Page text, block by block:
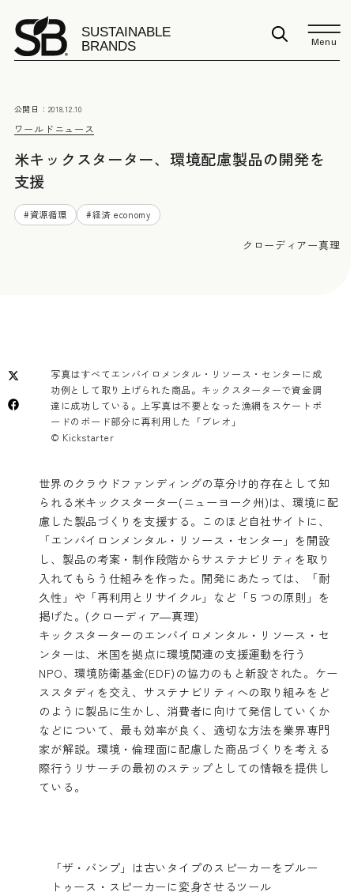
Menu
ワールドニュース
公開日： 2018.12.10
米キックスターター、環境配慮製品の開発を
支援
#資源循環 #経済 economy
クローディアー真理
写真はすべてエンバイロメンタル・リソース・センターに成
功例として取り上げられた商品。キックスターターで資金調
達に成功している。上写真は不要となった漁網をスケートボ
ードのボード部分に再利用した「ブレオ」
© Kickstarter
世界のクラウドファンディングの草分け的存在として知
られる米キックスターター(ニューヨーク州)は、環境に配
慮した製品づくりを支援する。このほど自社サイトに、
「エンバイロンメンタル・リソース・センター」を開設
し、製品の考案・制作段階からサステナビリティを取り
入れてもらう仕組みを作った。開発にあたっては、「耐
久性」や「再利用とリサイクル」など「５つの原則」を
掲げた。(クローディア―真理)
キックスターターのエンバイロメンタル・リソース・セ
ンターは、米国を拠点に環境関連の支援運動を行う
NPO、環境防衛基金(EDF)の協力のもと新設された。ケー
ススタディを交え、サステナビリティへの取り組みをど
のように製品に生かし、消費者に向けて発信していくか
などについて、最も効率が良く、適切な方法を業界専門
家が解説。環境・倫理面に配慮した商品づくりを考える
際行うリサーチの最初のステップとしての情報を提供し
ている。
「ザ・バンプ」は古いタイプのスピーカーをブルー
トゥース・スピーカーに変身させるツール